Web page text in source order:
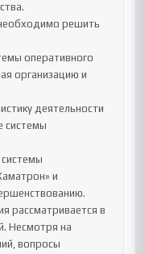
решить
оперативного
организацию и
деятельности
системы
и
рассматривается в
Несмотря на
вопросы